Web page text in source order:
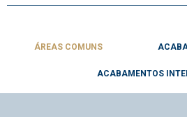
ÁREAS COMUNS
ACABAMENTOS